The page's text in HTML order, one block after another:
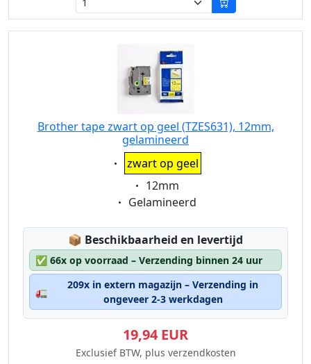
Brother tape zwart op geel (TZES631), 12mm,
gelamineerd
Eigenschaft:
zwart op geel
Eigenschaft:
12mm
Eigenschaft:
Gelamineerd
📦 Lagerstatus:
Beschikbaarheid en levertijd
✅ 66x op voorraad – Verzending binnen 24 uur
🚛
209x in extern magazijn – Verzending in
ongeveer 2-3 werkdagen
19,94 EUR
Exclusief BTW, plus verzendkosten